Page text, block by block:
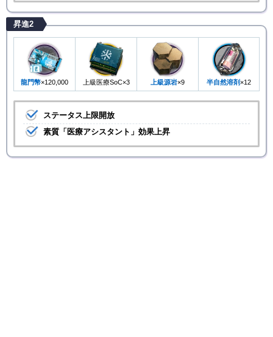
昇進2
龍門幣×120,000 上級医療SoC×3 上級源岩×9 半自然溶剤 ×12
ステータス上限開放
素質「医療アシスタント」効果上昇